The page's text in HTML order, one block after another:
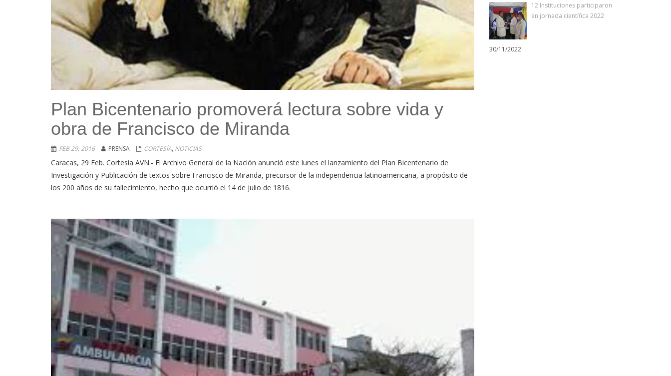
Plan Bicentenario promoverá lectura sobre vida y
obra de Francisco de Miranda
FEB 29, 2016 PRENSA CORTESÍA, NOTICIAS
Caracas, 29 Feb. Cortesía AVN.- El Archivo General de la Nación anunció este lunes el lanzamiento del Plan Bicentenario de
Investigación y Publicación de textos sobre Francisco de Miranda, precursor de la independencia latinoamericana, a propósito de
los 200 años de su fallecimiento, hecho que ocurrió el 14 de julio de 1816.
12 Instituciones participaron
en jornada científica 2022
30/11/2022